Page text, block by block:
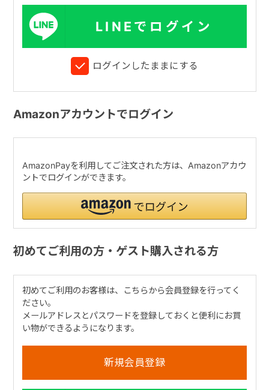
LINEでログイン
ログインしたままにする
Amazonアカウントでログイン
AmazonPayを利用してご注文された方は、Amazonアカウ
ントでログインができます。
初めてご利用の方・ゲスト購入される方
初めてご利用のお客様は、こちらから会員登録を行ってく
ださい。
メールアドレスとパスワードを登録しておくと便利にお買
い物ができるようになります。